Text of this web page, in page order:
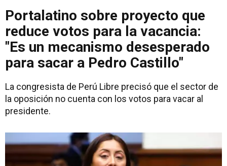
Portalatino sobre proyecto que
reduce votos para la vacancia:
"Es un mecanismo desesperado
para sacar a Pedro Castillo"
La congresista de Perú Libre precisó que el sector de
la oposición no cuenta con los votos para vacar al
presidente.